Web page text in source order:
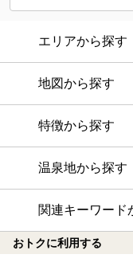
エリアから探す
地図から探す
特徴から探す
温泉地から探す
関連キーワード
おトクに利用する